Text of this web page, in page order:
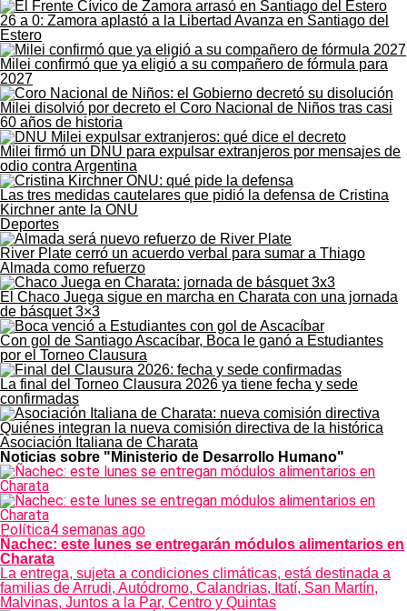
26 a 0: Zamora aplastó a la Libertad Avanza en Santiago del
Estero
Milei confirmó que ya eligió a su compañero de fórmula para
2027
Milei disolvió por decreto el Coro Nacional de Niños tras casi
60 años de historia
Milei firmó un DNU para expulsar extranjeros por mensajes de
odio contra Argentina
Las tres medidas cautelares que pidió la defensa de Cristina
Kirchner ante la ONU
Deportes
River Plate cerró un acuerdo verbal para sumar a Thiago
Almada como refuerzo
El Chaco Juega sigue en marcha en Charata con una jornada
de básquet 3×3
Con gol de Santiago Ascacíbar, Boca le ganó a Estudiantes
por el Torneo Clausura
La final del Torneo Clausura 2026 ya tiene fecha y sede
confirmadas
Quiénes integran la nueva comisión directiva de la histórica
Asociación Italiana de Charata
Noticias sobre "Ministerio de Desarrollo Humano"
Política4 semanas ago
Ñachec: este lunes se entregarán módulos alimentarios en
Charata
La entrega, sujeta a condiciones climáticas, está destinada a
familias de Arrudi, Autódromo, Calandrias, Itatí, San Martín,
Malvinas, Juntos a la Par, Centro y Quintas